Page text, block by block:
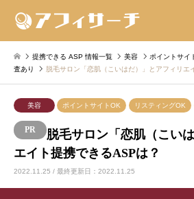
提携できる ASP 情報一覧 美容 ポイントサイ
査あり
脱毛サロン「恋肌（こいはだ）」とアフィリエ
美容 ポイントサイトOK リスティングOK
脱毛サロン「恋肌（こい
エイト提携できるASPは？
2022.11.25 / 最終更新日：2022.11.25